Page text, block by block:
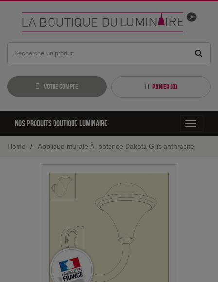
Votre compte Panier (0)
Toggle
Nos produits boutique luminaire
Home Applique murale Ã potence Dakota Gris anthracite